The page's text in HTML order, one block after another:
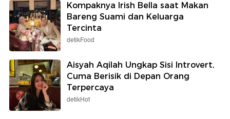
Kompaknya Irish Bella saat Makan
Bareng Suami dan Keluarga
Tercinta
detikFood
Aisyah Aqilah Ungkap Sisi Introvert,
Cuma Berisik di Depan Orang
Terpercaya
detikHot